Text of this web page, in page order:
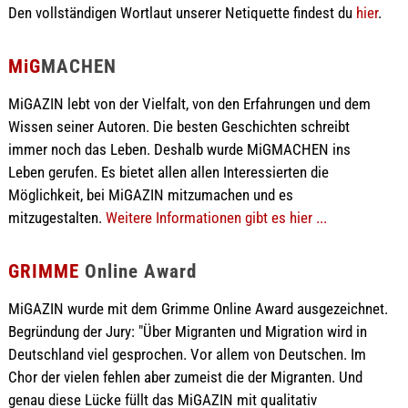
Den vollständigen Wortlaut unserer Netiquette findest du hier.
MiGMACHEN
MiGAZIN lebt von der Vielfalt, von den Erfahrungen und dem
Wissen seiner Autoren. Die besten Geschichten schreibt
immer noch das Leben. Deshalb wurde MiGMACHEN ins
Leben gerufen. Es bietet allen allen Interessierten die
Möglichkeit, bei MiGAZIN mitzumachen und es
mitzugestalten. Weitere Informationen gibt es hier ...
GRIMME Online Award
MiGAZIN wurde mit dem Grimme Online Award ausgezeichnet.
Begründung der Jury: "Über Migranten und Migration wird in
Deutschland viel gesprochen. Vor allem von Deutschen. Im
Chor der vielen fehlen aber zumeist die der Migranten. Und
genau diese Lücke füllt das MiGAZIN mit qualitativ